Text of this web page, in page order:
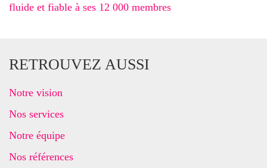
fluide et fiable à ses 12 000 membres
RETROUVEZ AUSSI
Notre vision
Nos services
Notre équipe
Nos références